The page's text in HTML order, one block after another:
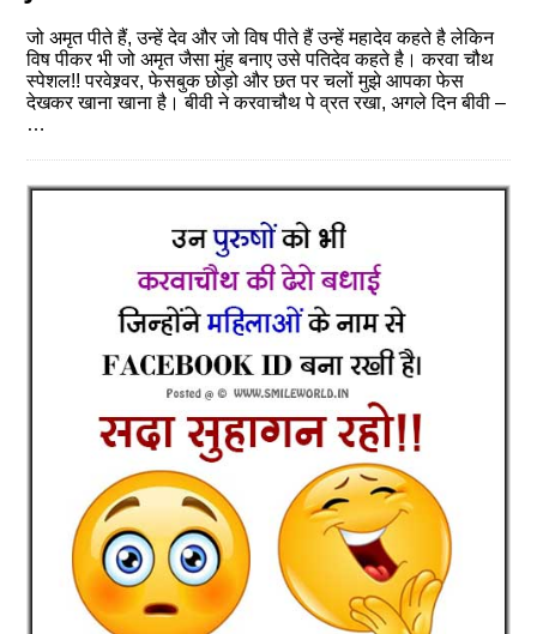
जो अमृत पीते हैं, उन्‍हें देव और जो विष पीते हैं उन्‍हें महादेव कहते है लेकिन
विष पीकर भी जो अमृत जैसा मुंह बनाए उसे पतिदेव कहते है। करवा चौथ
स्‍पेशल!! परवेश्र्वर, फेसबुक छोड़ो और छत पर चलों मुझे आपका फेस
देखकर खाना खाना है। बीवी ने करवाचौथ पे व्रत रखा, अगले दिन बीवी –
…